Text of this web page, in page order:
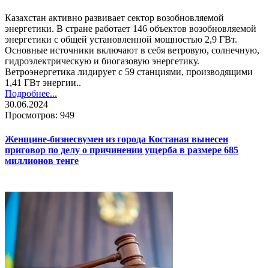
Казахстан активно развивает сектор возобновляемой
энергетики. В стране работает 146 объектов возобновляемой
энергетики с общей установленной мощностью 2,9 ГВт.
Основные источники включают в себя ветровую, солнечную,
гидроэлектрическую и биогазовую энергетику.
Ветроэнергетика лидирует с 59 станциями, производящими
1,41 ГВт энергии​..
Подробнее...
30.06.2024
Просмотров: 949
Женщине-бизнесвумен из города Костаная вынесен
приговор по делу о причинении ущерба в размере 685
миллионов тенге